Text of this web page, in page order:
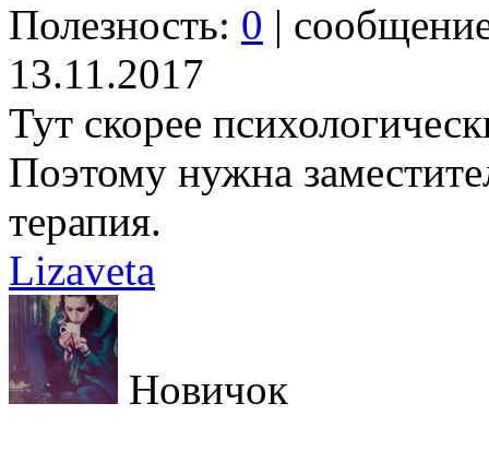
Полезность: 0 |
13.11.2017
Тут скорее
Поэтому нужна
терапия.
Lizaveta
Новичок